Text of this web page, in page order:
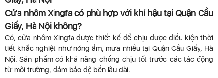
Cửa nhôm Xingfa có phù hợp với khí hậu tại Quận Cầu
Giấy, Hà Nội không?
Có, cửa nhôm Xingfa được thiết kế để chịu được điều kiện thời
tiết khắc nghiệt như nóng ẩm, mưa nhiều tại Quận Cầu Giấy, Hà
Nội. Sản phẩm có khả năng chống chịu tốt trước các tác động
từ môi trường, đảm bảo độ bền lâu dài.